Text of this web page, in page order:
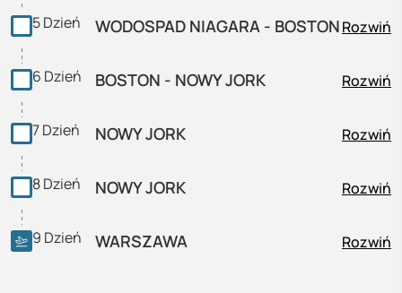
5Dzień WODOSPAD NIAGARA - BOSTONRozwiń
6 Dzień BOSTON - NOWY JORK Rozwiń
7Dzień NOWY JORK Rozwiń
8Dzień NOWY JORK Rozwiń
9 Dzień WARSZAWA Rozwiń